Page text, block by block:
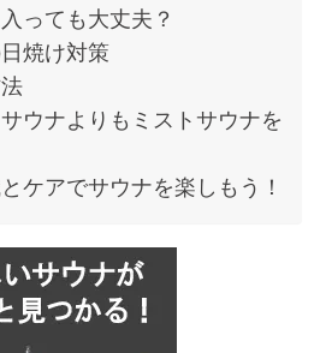
っても大丈夫？
焼け対策
ウナよりもミストサウナを
ケアでサウナを楽しもう！